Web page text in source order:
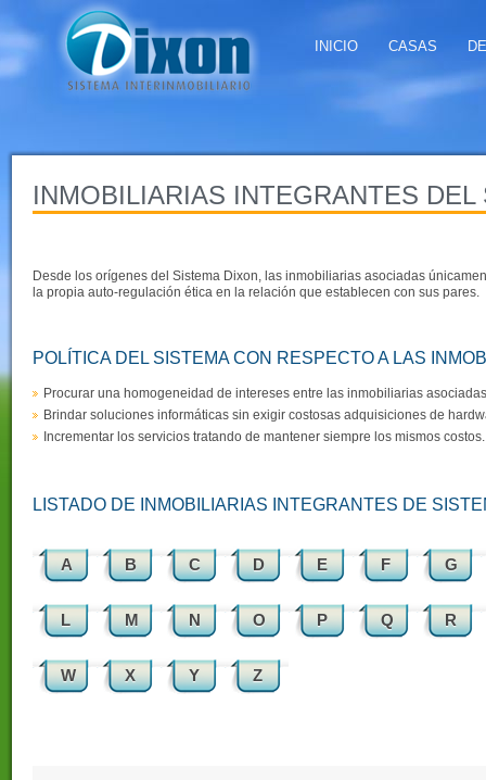
INICIO CASAS
INMOBILIARIAS INTEGRANTES DEL
Desde los orígenes del Sistema Dixon, las inmobiliarias asociadas
la propia auto-regulación ética en la relación que establecen con sus pares.
POLÍTICA DEL SISTEMA CON RESPECTO A LAS
Procurar una homogeneidad de intereses entre las inmobiliarias
Brindar soluciones informáticas sin exigir costosas adquisiciones de
Incrementar los servicios tratando de mantener siempre los mismos costos.
LISTADO DE INMOBILIARIAS INTEGRANTES DE
A B C D E F G
L M N O P Q R
W X Y Z